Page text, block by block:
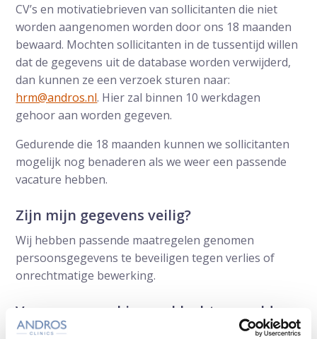
CV’s en motivatiebrieven van sollicitanten die niet
worden aangenomen worden door ons 18 maanden
bewaard. Mochten sollicitanten in de tussentijd willen
dat de gegevens uit de database worden verwijderd,
dan kunnen ze een verzoek sturen naar:
hrm@andros.nl. Hier zal binnen 10 werkdagen
gehoor aan worden gegeven.
Gedurende die 18 maanden kunnen we sollicitanten
mogelijk nog benaderen als we weer een passende
vacature hebben.
Zijn mijn gegevens veilig?
Wij hebben passende maatregelen genomen
persoonsgegevens te beveiligen tegen verlies of
onrechtmatige bewerking.
Vragen, opmerkingen, klachten, melden
(mogelijk) datalek